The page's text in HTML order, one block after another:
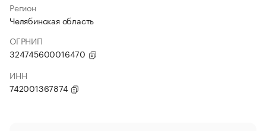
Регион
Челябинская область
ОГРНИП
324745600016470
ИНН
742001367874